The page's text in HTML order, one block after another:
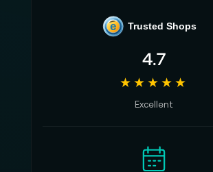
e Trusted Shops
4.7
★★★★★
Excellent